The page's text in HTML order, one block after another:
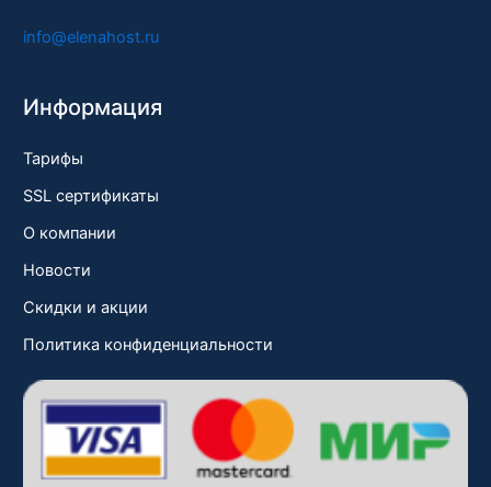
info@elenahost.ru
Информация
Тарифы
SSL сертификаты
О компании
Новости
Скидки и акции
Политика конфиденциальности